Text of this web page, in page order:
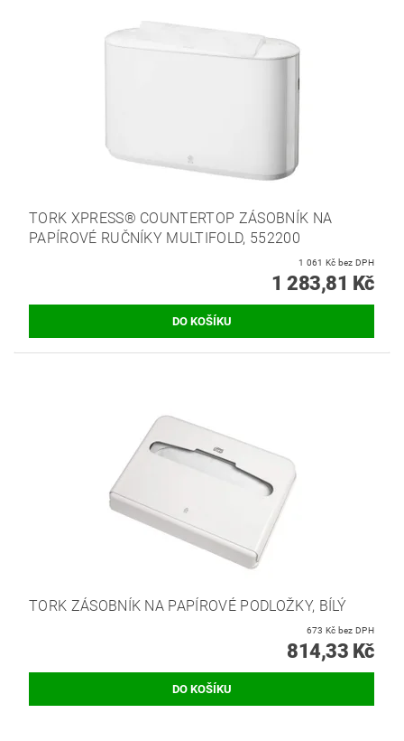
TORK XPRESS® COUNTERTOP ZÁSOBNÍK NA
PAPÍROVÉ RUČNÍKY MULTIFOLD, 552200
1 061 Kč bez DPH
1 283,81 Kč
TORK ZÁSOBNÍK NA PAPÍROVÉ PODLOŽKY, BÍLÝ
673 Kč bez DPH
814,33 Kč